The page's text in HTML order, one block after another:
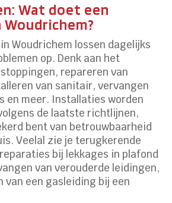
Wat doet een
Woudrichem lossen dagelijks
op. Denk aan het
repareren van
van sanitair, vervangen
en meer. Installaties worden
de laatste richtlijnen,
bent van betrouwbaarheid
Veelal zie je terugkerende
bij lekkages in plafond
van verouderde leidingen,
van een gasleiding bij een